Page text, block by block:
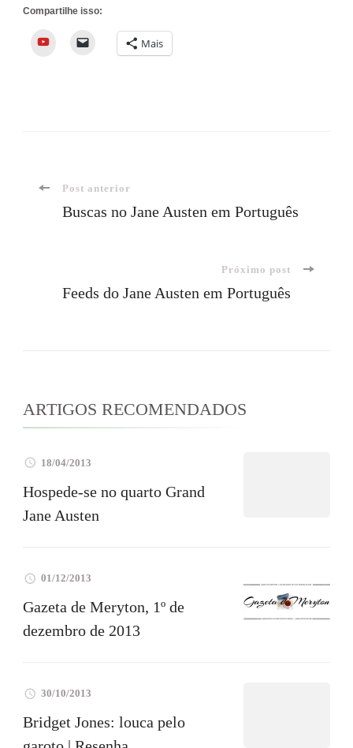
Compartilhe isso:
YouTube Mais
Navegação
post
Post anterior
Buscas no Jane Austen em Português
Próximo post
Feeds do Jane Austen em Português
ARTIGOS RECOMENDADOS
18/04/2013
Hospede-se no quarto Grand
Jane Austen
01/12/2013
Gazeta de Meryton, 1º de
dezembro de 2013
30/10/2013
Bridget Jones: louca pelo